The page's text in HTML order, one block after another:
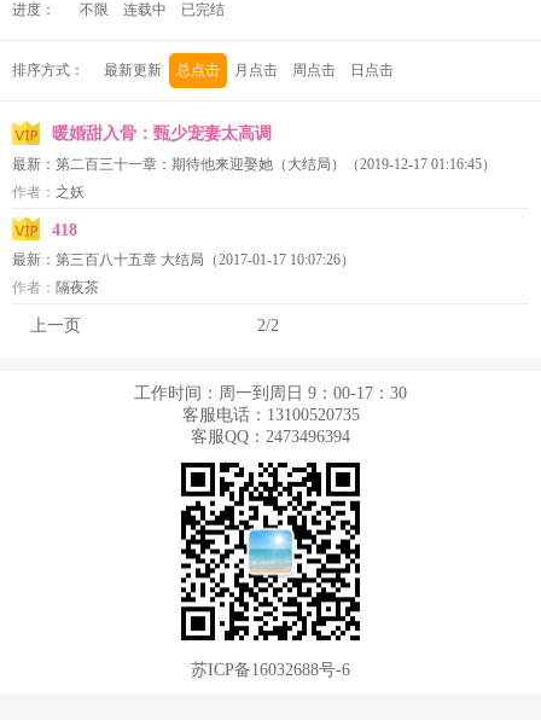
进度： 不限 连载中 已完结
排序方式： 最新更新 总点击 月点击 周点击 日点击
暖婚甜入骨：甄少宠妻太高调
最新： 第二百三十一章：期待他来迎娶她（大结局）
（2019-12-17 01:16:45）
作者： 之妖
418
最新： 第三百八十五章 大结局 （2017-01-17 10:07:26）
作者： 隔夜茶
上一页 2/2
工作时间：周一到周日 9：00-17：30
客服电话：13100520735
客服QQ：2473496394
苏ICP备16032688号-6